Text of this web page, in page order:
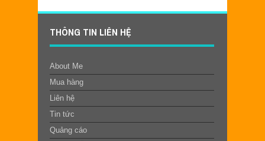
THÔNG TIN LIÊN HỆ
About Me
Mua hàng
Liên hệ
Tin tức
Quảng cáo